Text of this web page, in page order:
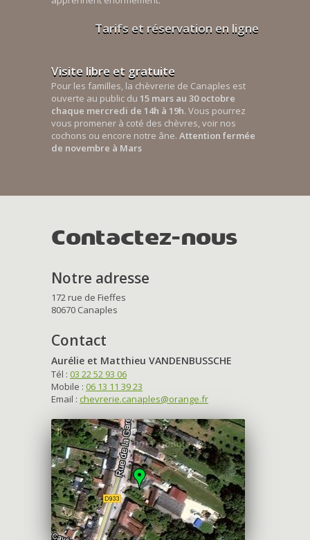
Tarifs et réservation en ligne
Visite libre et gratuite
Pour les familles, la chèvrerie de Canaples est
ouverte au public du 15 mars au 30 octobre
chaque mercredi de 14h à 19h. Vous pourrez
vous promener à coté des chèvres, voir nos
cochons ou encore notre âne. Attention fermée
de novembre à Mars
Contactez-nous
Notre adresse
172 rue de Fieffes
80670 Canaples
Contact
Aurélie et Matthieu VANDENBUSSCHE
Tél : 03 22 52 93 06
Mobile : 06 13 11 39 23
Email : chevrerie.canaples@orange.fr